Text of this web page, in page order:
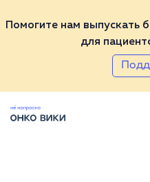
Помогите нам выпускать
для